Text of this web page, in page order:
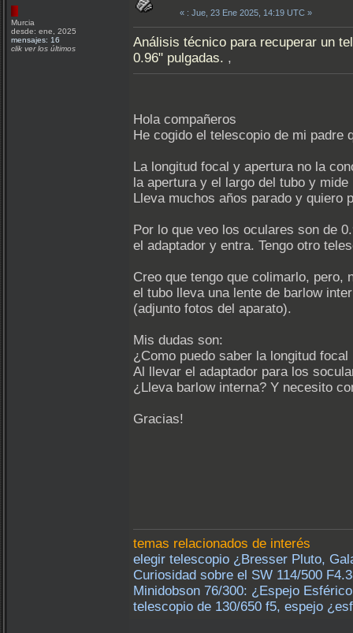
Murcia
desde: ene, 2025
mensajes: 16
clik ver los últimos
« : Jue, 23 Ene 2025, 14:19 UTC »
Análisis técnico para recuperar un
0.96" pulgadas. ,
Hola compañeros
He cogido el telescopio de mi padre
La longitud focal y apertura no la
la apertura y el largo del tubo y
Lleva muchos años parado y quiero
Por lo que veo los oculares son de
el adaptador y entra. Tengo otro
Creo que tengo que colimarlo, pero,
el tubo lleva una lente de barlow
(adjunto fotos del aparato).
Mis dudas son:
¿Como puedo saber la longitud
Al llevar el adaptador para los
¿Lleva barlow interna? Y necesito
Gracias!
temas relacionados de interés
elegir telescopio ¿Bresser Pluto,
Curiosidad sobre el SW 114/500
Minidobson 76/300: ¿Espejo
telescopio de 130/650 f5, espejo